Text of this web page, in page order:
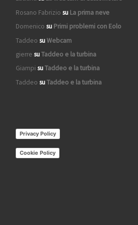
Rosano Fabrizio su La prima neve
Domenico su Primi problemi con Eolo
Taddeo suWebcam
gierre suTaddeo e la turbina
Giampi suTaddeo e la turbina
Taddeo suTaddeo e la turbina
Privacy Policy
Cookie Policy